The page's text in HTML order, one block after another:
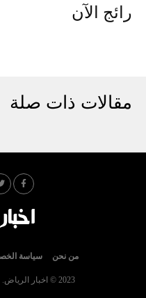
رائج الآن
مقالات ذات صلة
من نحن سياسة
2023 © اخبار الرياض. جميع حقوق النشر محفوظة.